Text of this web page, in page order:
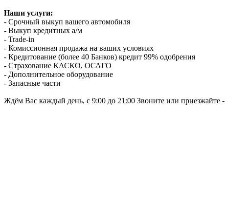
Наши услуги:
- Срочный выкуп вашего автомобиля
- Выкуп кредитных а/м
- Trade-in
- Комиссионная продажа на ваших условиях
- Кредитование (более 40 Банков) кредит 99% одобрения
- Страхование КАСКО, ОСАГО
- Дополнительное оборудование
- Запасные части
Ждём Вас каждый день, с 9:00 до 21:00 Звоните или приезжайте -